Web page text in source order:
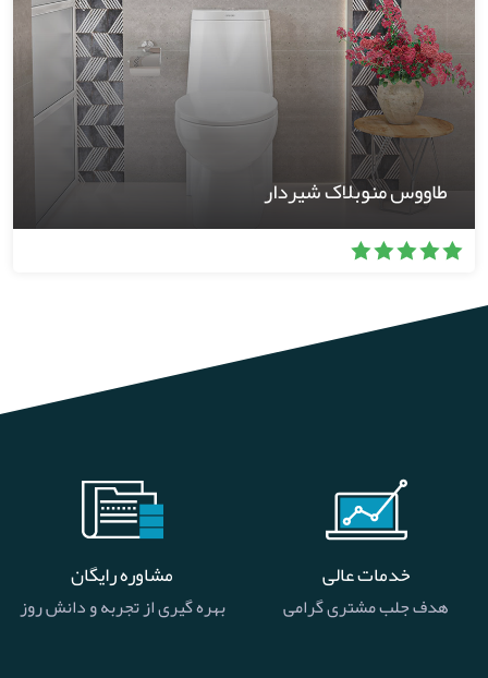
طاووس منوبلاک شیردار
خدمات عالی
هدف جلب مشتری گرامی
مشاوره رایگان
بهره گیری از تجربه و دانش روز